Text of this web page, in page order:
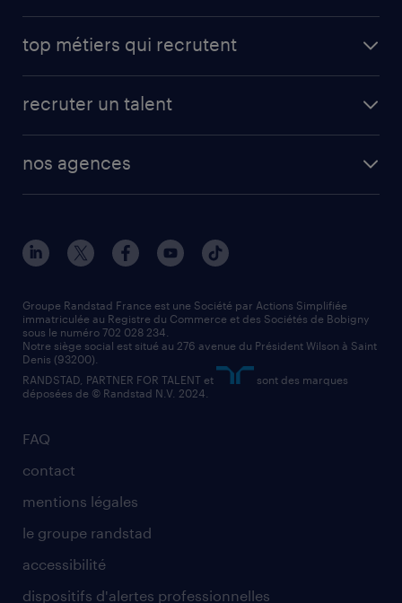
top métiers qui recrutent
recruter un talent
nos agences
FAQ
contact
mentions légales
le groupe randstad
accessibilité
dispositifs d'alertes professionnelles
Groupe Randstad France est une Société par Actions Simplifiée
immatriculée au Registre du Commerce et des Sociétés de Bobigny
sous le numéro 702 028 234.
Notre siège social est situé au 276 avenue du Président Wilson à Saint
Denis (93200).
RANDSTAD, PARTNER FOR TALENT et
sont des marques
déposées de © Randstad N.V. 2024.